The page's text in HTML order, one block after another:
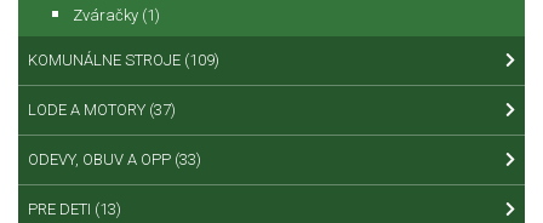
Zváračky (1)
KOMUNÁLNE STROJE (109)
LODE A MOTORY (37)
ODEVY, OBUV A OPP (33)
PRE DETI (13)